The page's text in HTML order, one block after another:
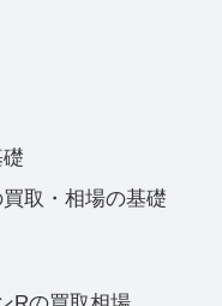
取・相場の基礎